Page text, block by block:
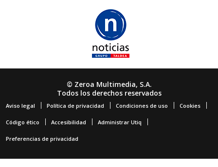
© Zeroa Multimedia, S.A.
Todos los derechos reservados
Aviso legal Política de privacidad Condiciones de uso Cookies
Código ético Accesibilidad Administrar Utiq
Preferencias de privacidad